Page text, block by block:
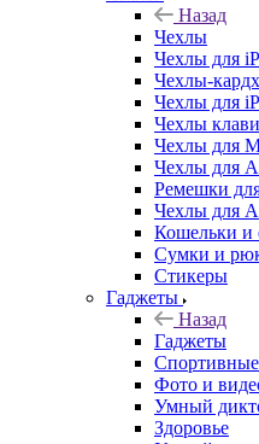
Назад
Чехлы
Чехлы для
Чехлы-
Чехлы для
Чехлы
Чехлы для
Чехлы для
Ремешки
Чехлы для
Кошельки и
Сумки и
Стикеры
Гаджеты
Назад
Гаджеты
Фото и
Умный
Здоровье